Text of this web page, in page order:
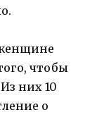
чтобы
них 10
о